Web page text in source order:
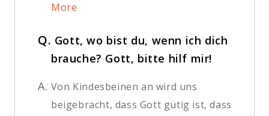
More
Q. Gott, wo bist du, wenn ich dich
brauche? Gott, bitte hilf mir!
A. Von Kindesbeinen an wird uns
beigebracht, dass Gott gütig ist, dass